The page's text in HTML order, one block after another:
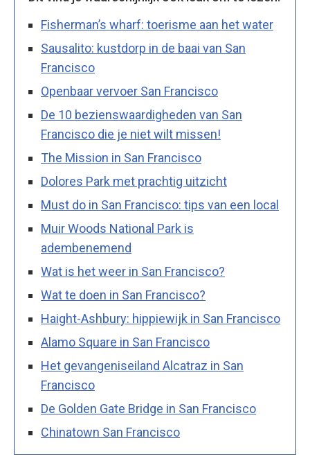
Fisherman’s wharf: toerisme aan het water
Sausalito: kustdorp in de baai van San
Francisco
Openbaar vervoer San Francisco
De 10 bezienswaardigheden van San
Francisco die je niet wilt missen!
The Mission in San Francisco
Dolores Park met prachtig uitzicht
Must do in San Francisco: tips van een local
Muir Woods National Park is
adembenemend
Wat is het weer in San Francisco?
Wat te doen in San Francisco?
Haight-Ashbury: hippiewijk in San Francisco
Alamo Square in San Francisco
Het gevangeniseiland Alcatraz in San
Francisco
De Golden Gate Bridge in San Francisco
Chinatown San Francisco